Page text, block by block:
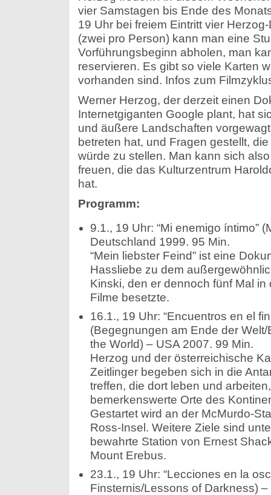
vier Samstagen bis Ende des
19 Uhr bei freiem Eintritt vier
(zwei pro Person) kann man eine
Vorführungsbeginn abholen, man
reservieren. Es gibt so viele Karten
vorhanden sind. Infos zum
Werner Herzog, der derzeit einen
Internetgiganten Google plant, hat
und äußere Landschaften
betreten hat, und Fragen gestellt,
würde zu stellen. Man kann sich
freuen, die das Kulturzentrum
hat.
Programm:
9.1., 19 Uhr: “Mi enemigo íntimo”
Deutschland 1999. 95 Min.
“Mein liebster Feind” ist eine
Hassliebe zu dem
Kinski, den er dennoch fünf Mal in
Filme besetzte.
16.1., 19 Uhr: “Encuentros en el
(Begegnungen am Ende der
the World) – USA 2007. 99 Min.
Herzog und der österreichische
Zeitlinger begeben sich in die
treffen, die dort leben und
bemerkenswerte Orte des
Gestartet wird an der McMurdo-
Ross-Insel. Weitere Ziele sind
bewahrte Station von Ernest
Mount Erebus.
23.1., 19 Uhr: “Lecciones en la
Finsternis/Lessons of Darkness)